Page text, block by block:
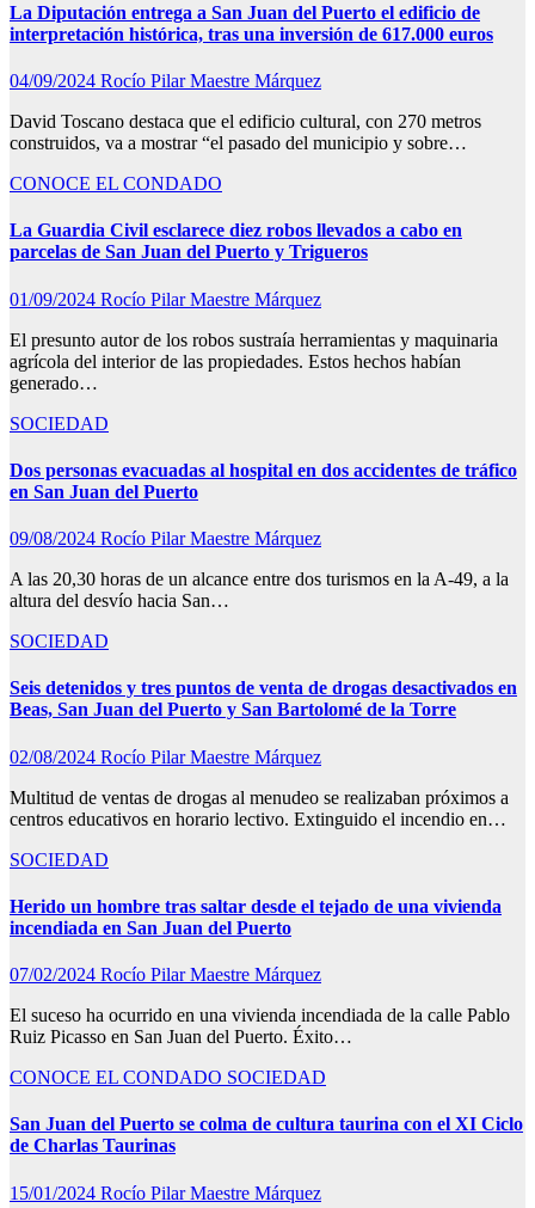
La Diputación entrega a San Juan del Puerto el edificio de
interpretación histórica, tras una inversión de 617.000 euros
04/09/2024 Rocío Pilar Maestre Márquez
David Toscano destaca que el edificio cultural, con 270 metros
construidos, va a mostrar “el pasado del municipio y sobre…
CONOCE EL CONDADO
La Guardia Civil esclarece diez robos llevados a cabo en
parcelas de San Juan del Puerto y Trigueros
01/09/2024 Rocío Pilar Maestre Márquez
El presunto autor de los robos sustraía herramientas y maquinaria
agrícola del interior de las propiedades. Estos hechos habían
generado…
SOCIEDAD
Dos personas evacuadas al hospital en dos accidentes de tráfico
en San Juan del Puerto
09/08/2024 Rocío Pilar Maestre Márquez
A las 20,30 horas de un alcance entre dos turismos en la A-49, a la
altura del desvío hacia San…
SOCIEDAD
Seis detenidos y tres puntos de venta de drogas desactivados en
Beas, San Juan del Puerto y San Bartolomé de la Torre
02/08/2024 Rocío Pilar Maestre Márquez
Multitud de ventas de drogas al menudeo se realizaban próximos a
centros educativos en horario lectivo. Extinguido el incendio en…
SOCIEDAD
Herido un hombre tras saltar desde el tejado de una vivienda
incendiada en San Juan del Puerto
07/02/2024 Rocío Pilar Maestre Márquez
El suceso ha ocurrido en una vivienda incendiada de la calle Pablo
Ruiz Picasso en San Juan del Puerto. Éxito…
CONOCE EL CONDADO SOCIEDAD
San Juan del Puerto se colma de cultura taurina con el XI Ciclo
de Charlas Taurinas
15/01/2024 Rocío Pilar Maestre Márquez